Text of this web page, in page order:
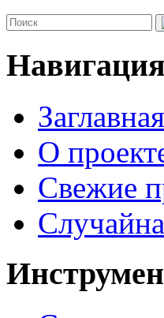
Навигация
О
Свежие